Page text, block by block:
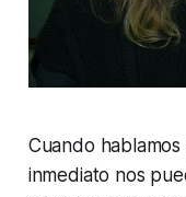
Cuando
inmediato nos